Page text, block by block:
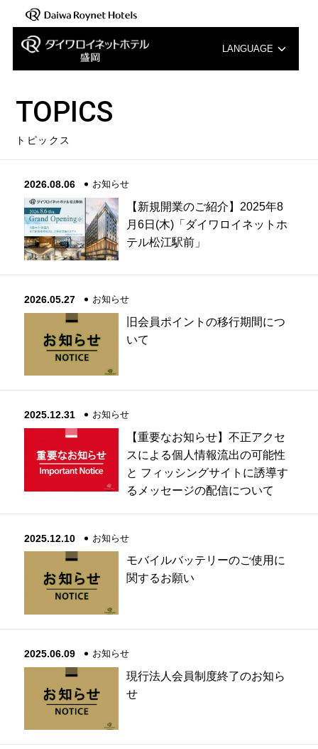
LANGUAGE
TOPICS
トピックス
2026.08.06 お知らせ
【新規開業のご紹介】2025年8
月6日(木)「ダイワロイネットホ
テル松江駅前」
2026.05.27 お知らせ
旧会員ポイントの移行期間につ
いて
2025.12.31 お知らせ
【重要なお知らせ】不正アクセ
スによる個人情報流出の可能性
と フィッシングサイトに誘導す
るメッセージの配信について
2025.12.10 お知らせ
モバイルバッテリーのご使用に
関するお願い
2025.06.09 お知らせ
現行法人会員制度終了のお知ら
せ